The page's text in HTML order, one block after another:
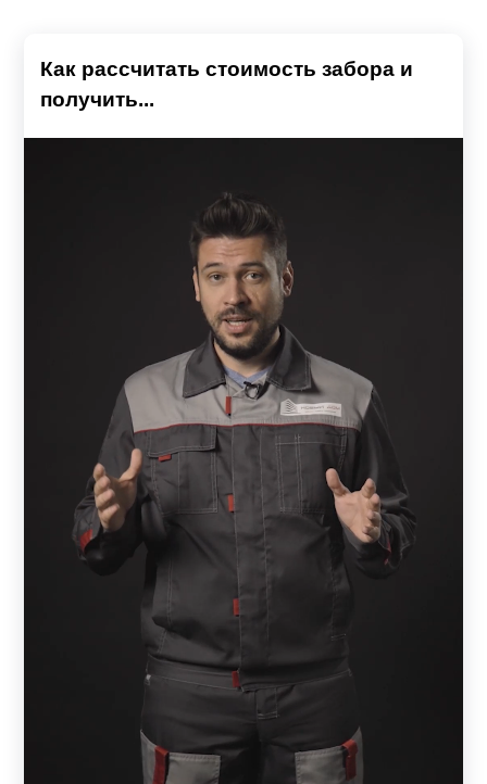
Как рассчитать стоимость забора и
получить...